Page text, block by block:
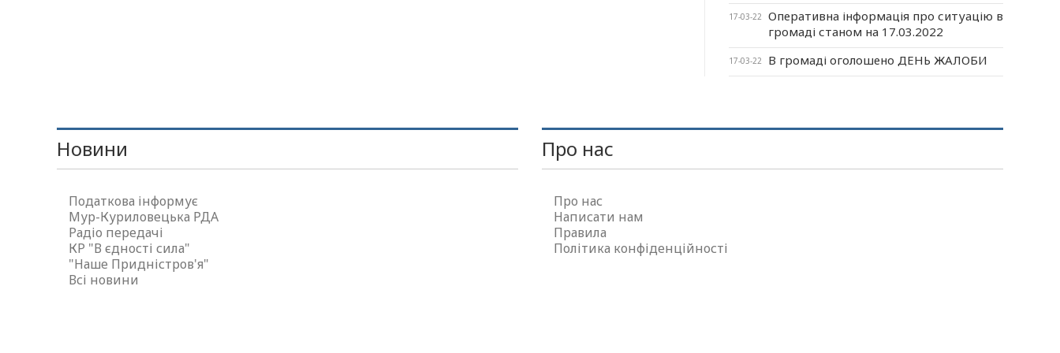
17-03-22
Оперативна інформація про ситуацію в
громаді станом на 17.03.2022
17-03-22 В громаді оголошено ДЕНЬ ЖАЛОБИ
Новини
Податкова інформує
Мур-Куриловецька РДА
Радіо передачі
КР "В єдності сила"
"Наше Придністров'я"
Всі новини
Про нас
Про нас
Написати нам
Правила
Політика конфіденційності